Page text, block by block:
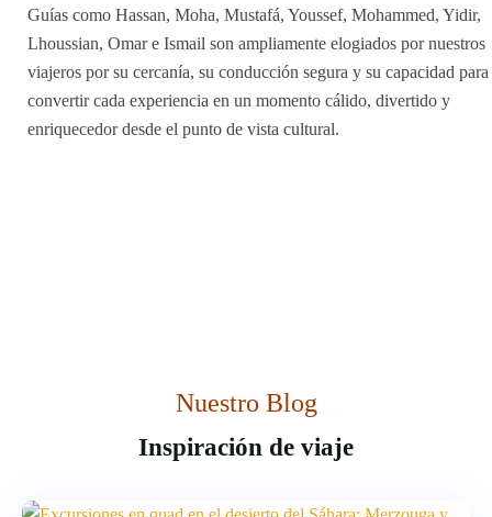
Guías como Hassan, Moha, Mustafá, Youssef, Mohammed, Yidir,
Lhoussian, Omar e Ismail son ampliamente elogiados por nuestros
viajeros por su cercanía, su conducción segura y su capacidad para
convertir cada experiencia en un momento cálido, divertido y
enriquecedor desde el punto de vista cultural.
Nuestro Blog
Inspiración de viaje